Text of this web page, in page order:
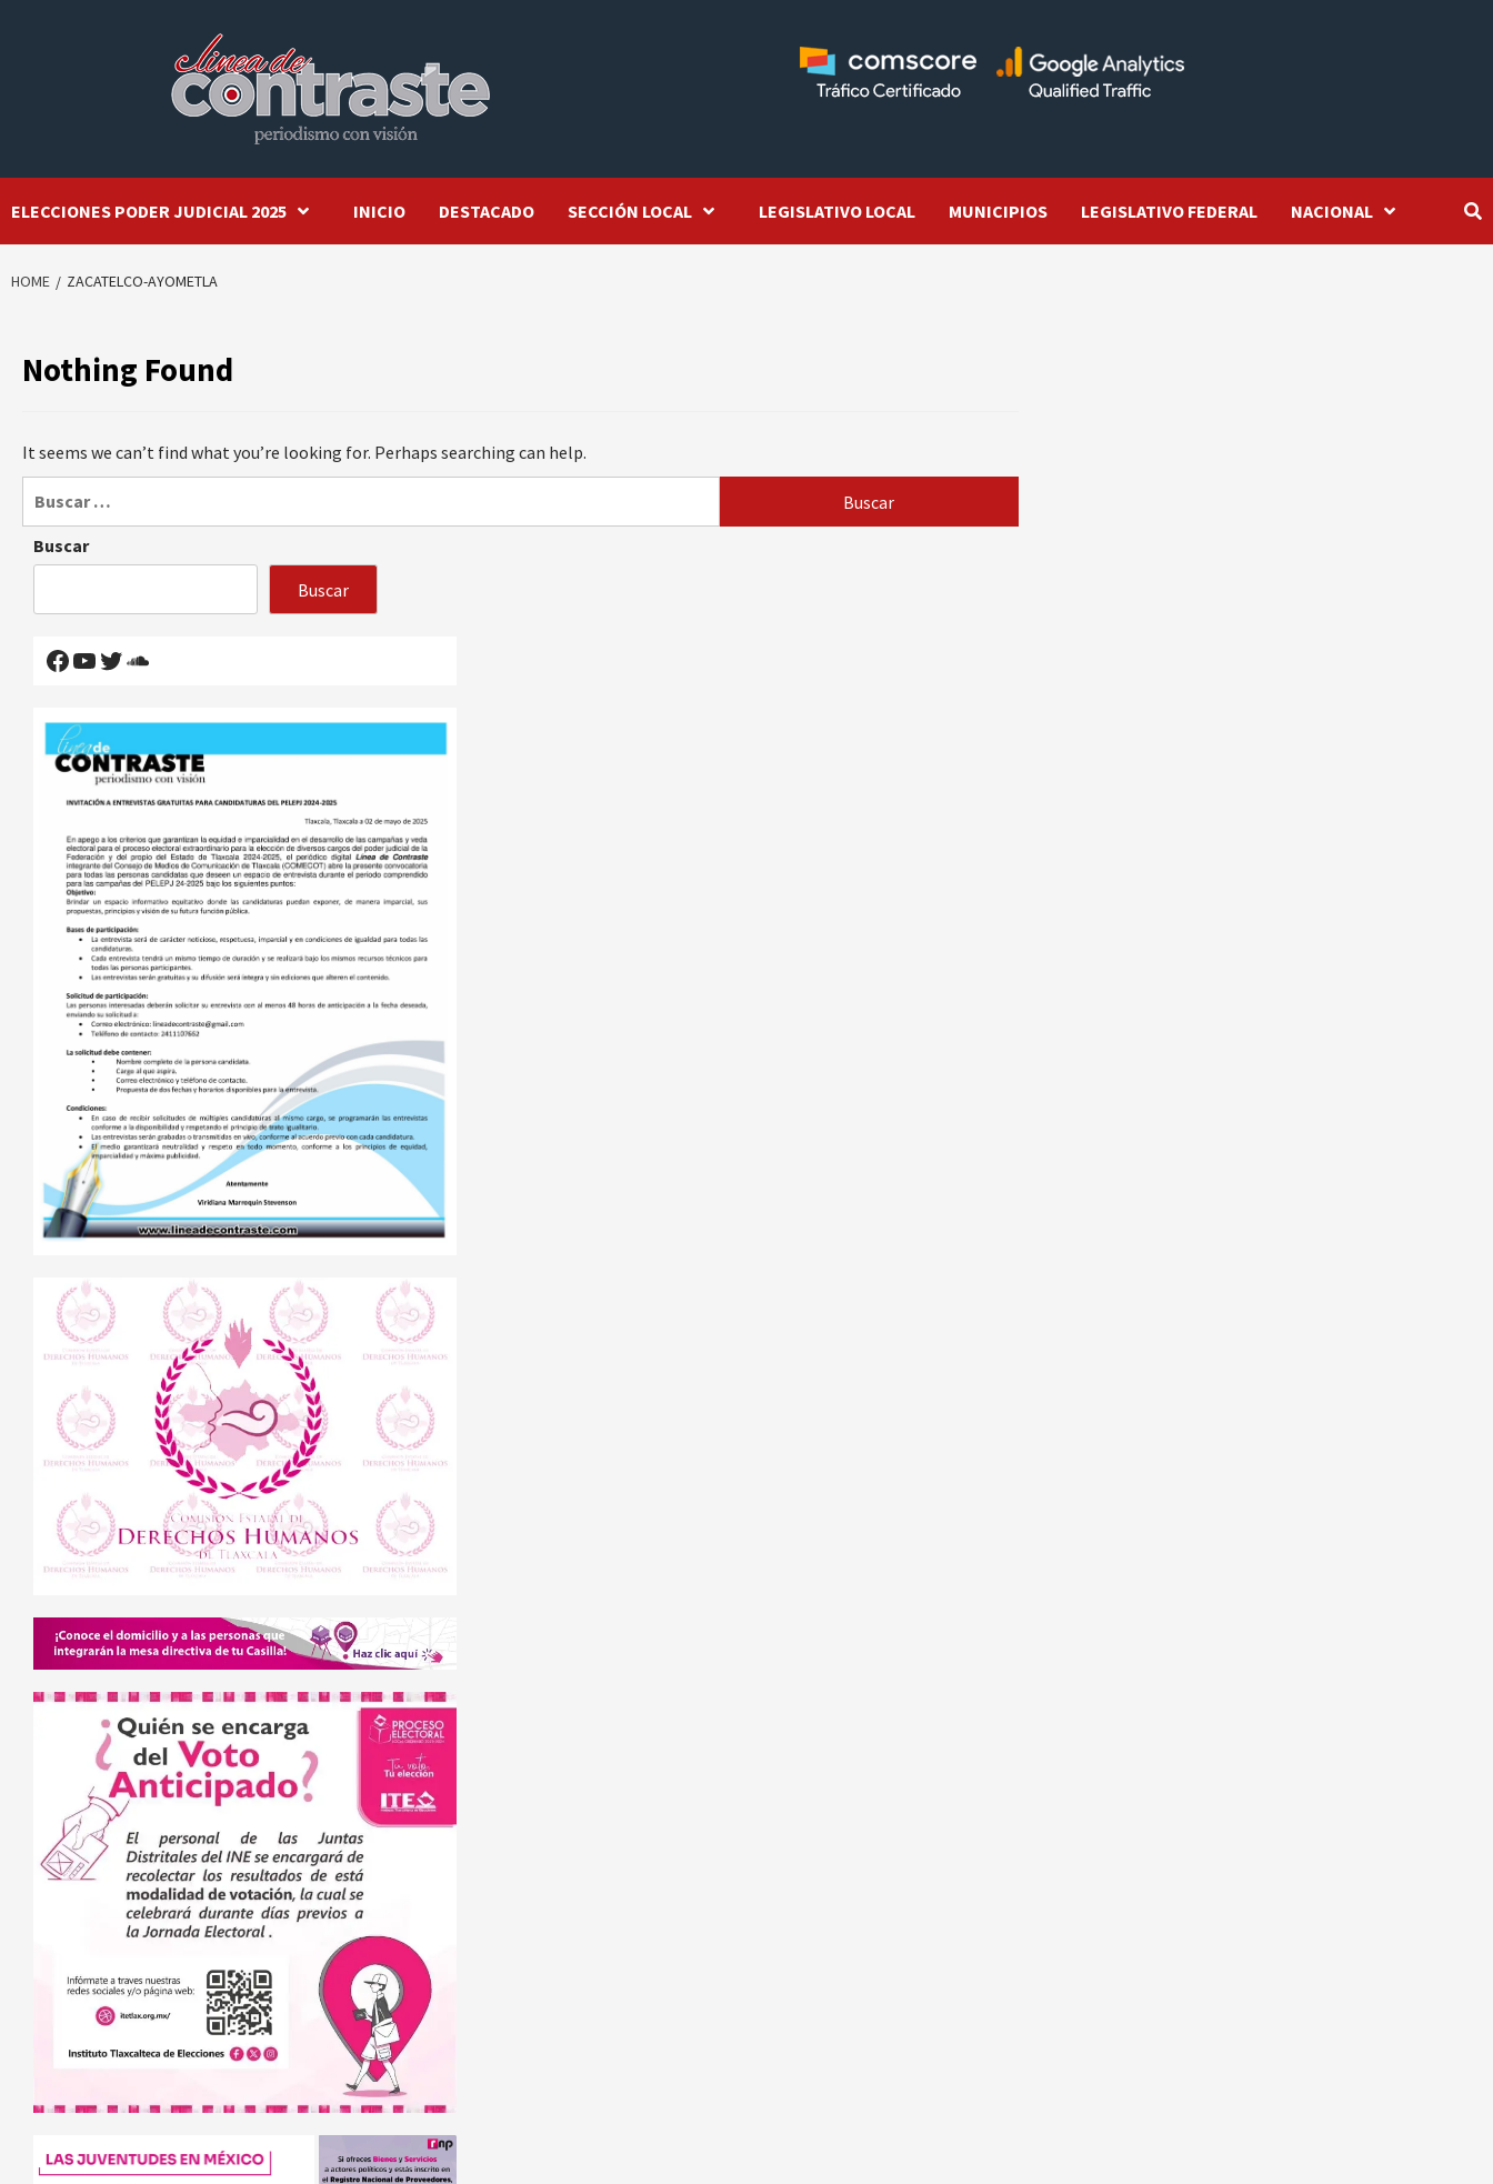
ELECCIONES PODER JUDICIAL 2025 INICIO DESTACADO SECCIÓN LOCAL LEGISLATIVO LOCAL MUNICIPIOS LEGISLATIVO FEDERAL NACIONAL
HOME ZACATELCO-AYOMETLA
Nothing Found
It seems we can’t find what you’re looking for. Perhaps searching can help.
Buscar
Buscar
Facebook
YouTube
Twitter
SoundCloud